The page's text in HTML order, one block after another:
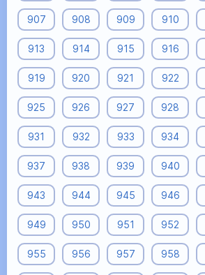
907 908 909 910
913 914 915 916
919 920 921 922
925 926 927 928
931 932 933 934
937 938 939 940
943 944 945 946
949 950 951 952
955 956 957 958